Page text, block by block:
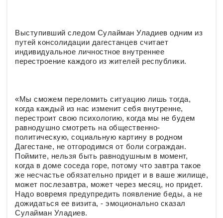
Выступивший следом Сулайман Уладиев одним из
путей консолидации дагестанцев считает
индивидуальное личностное внутреннее
перестроение каждого из жителей республики.
«Мы сможем переломить ситуацию лишь тогда,
когда каждый из нас изменит себя внутренне,
перестроит свою психологию, когда мы не будем
равнодушно смотреть на общественно-
политическую, социальную картину в родном
Дагестане, не отгородимся от боли сограждан.
Поймите, нельзя быть равнодушным в момент,
когда в доме соседа горе, потому что завтра такое
же несчастье обязательно придет и в ваше жилище,
может послезавтра, может через месяц, но придет.
Надо вовремя предупредить появление беды, а не
дожидаться ее визита, - эмоционально сказал
Сулайман Уладиев.